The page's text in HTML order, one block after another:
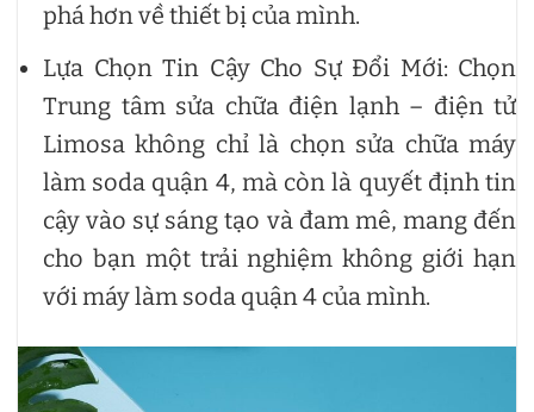
phá hơn về thiết bị của mình.
Lựa Chọn Tin Cậy Cho Sự Đổi Mới: Chọn
Trung tâm sửa chữa điện lạnh – điện tử
Limosa không chỉ là chọn sửa chữa máy
làm soda quận 4, mà còn là quyết định tin
cậy vào sự sáng tạo và đam mê, mang đến
cho bạn một trải nghiệm không giới hạn
với máy làm soda quận 4 của mình.